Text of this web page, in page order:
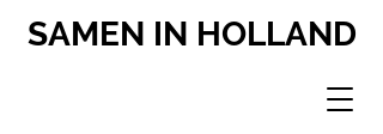
SAMEN IN HOLLAND